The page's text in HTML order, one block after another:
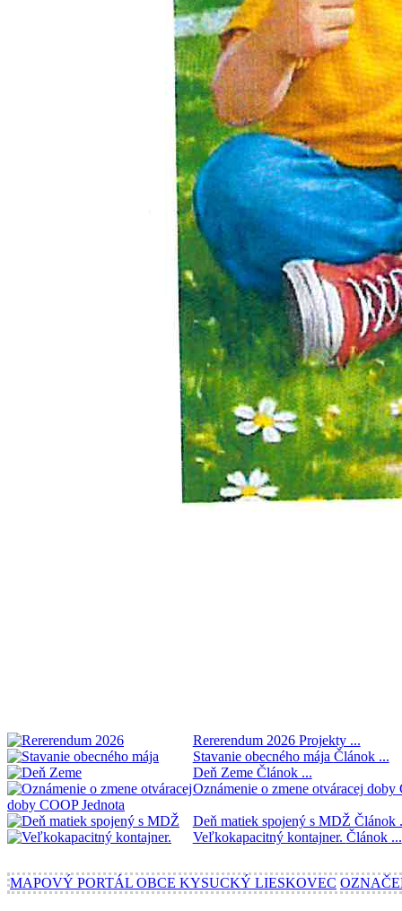
Rererendum 2026 Projekty ...
Stavanie obecného mája Článok ...
Deň Zeme Článok ...
Oznámenie o zmene otváracej doby
Deň matiek spojený s MDŽ Článok
Veľkokapacitný kontajner. Článok ...
MAPOVÝ PORTÁL OBCE KYSUCKÝ LIESKOVEC